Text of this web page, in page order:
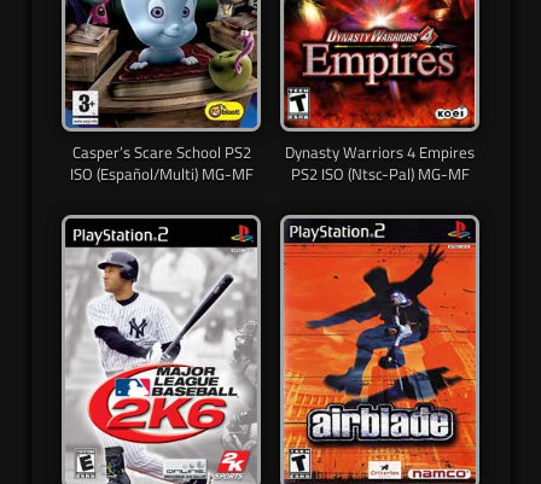
Casper’s Scare School PS2
ISO (Español/Multi) MG-MF
Dynasty Warriors 4 Empires
PS2 ISO (Ntsc-Pal) MG-MF